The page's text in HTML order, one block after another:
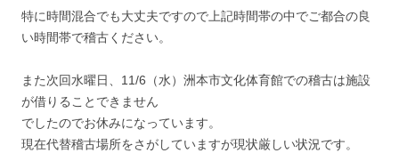
特に時間混合でも大丈夫ですので上記時間帯の中でご都合の良
い時間帯で稽古ください。
また次回水曜日、11/6（水）洲本市文化体育館での稽古は施設
が借りることできません
でしたのでお休みになっています。
現在代替稽古場所をさがしていますが現状厳しい状況です。